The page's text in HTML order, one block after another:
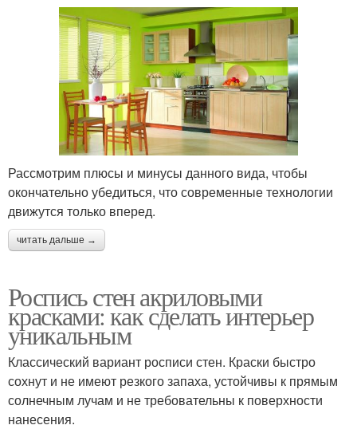
Рассмотрим плюсы и минусы данного вида, чтобы
окончательно убедиться, что современные технологии
движутся только вперед.
читать дальше →
Роспись стен акриловыми
красками: как сделать интерьер
уникальным
Классический вариант росписи стен. Краски быстро
сохнут и не имеют резкого запаха, устойчивы к прямым
солнечным лучам и не требовательны к поверхности
нанесения.